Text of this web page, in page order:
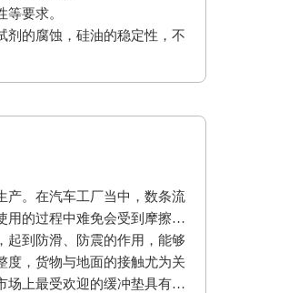
要求。
剂的腐蚀，硅油的稳定性，不
产。在汽车工厂当中，数条流
用的过程中难免会受到摩擦和
起到防滑、防震的作用，能够
度，货物与地面的接触尤为关
场上最受欢迎的缓冲垫具有弹